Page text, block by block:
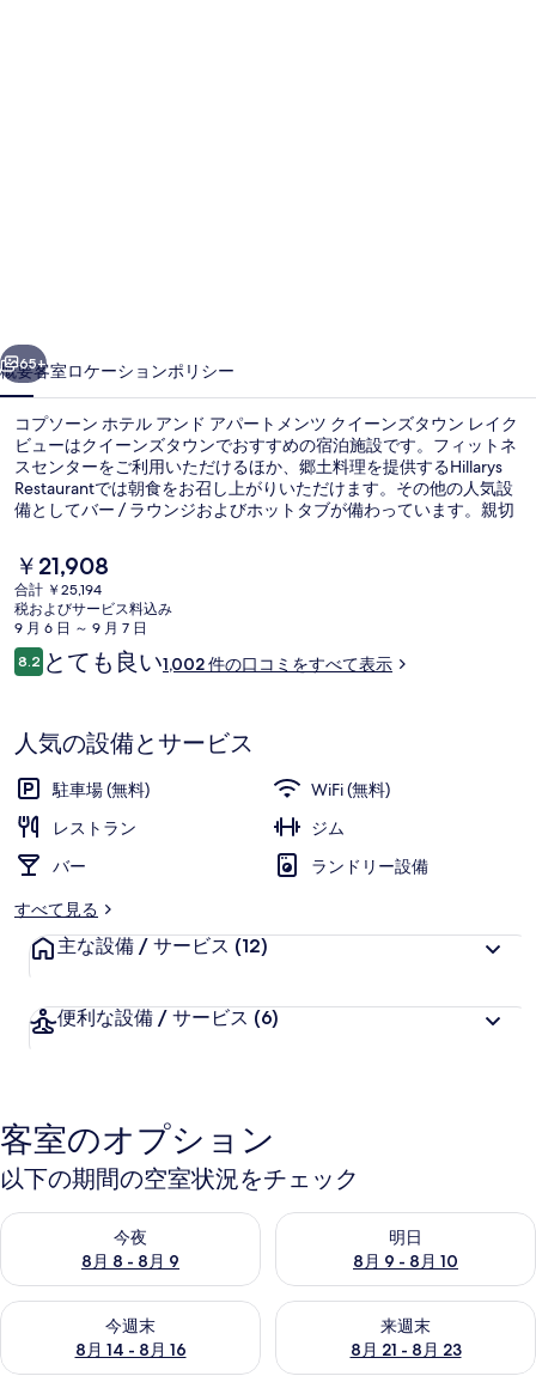
ル
ア
ン
ド
ア
パ
ー
ト
メ
ツ
ク
イ
ー
ン
イ
ク
ビ
ー
の
写
65+
概要客室ロケーションポリシー
コプソーン ホテル アンド アパートメンツ クイーンズタウン レイク
ビューはクイーンズタウンでおすすめの宿泊施設です。フィットネ
スセンターをご利用いただけるほか、郷土料理を提供するHillarys
Restaurantでは朝食をお召し上がりいただけます。その他の人気設
備としてバー / ラウンジおよびホットタブが備わっています。親切
現
在
の
料
金
は
す
￥21,908
合計 ￥25,194
税およびサービス料込み
9 月 6 日 ～ 9 月 7 日
口
コ
8.210段階中8.2
とても良い1,002 件の口コミをすべて表示
人気の設備とサービス
駐車場 (無料)
WiFi (無料)
レストラン
ジム
バー
ランドリー設備
すべて見る
主な設備 / サービス (12)
便利な設備 / サービス (6)
客室のオプション
以下の期間の空室状況をチェック
今夜
8月 8 - 8月 9
今夜 8月 8 - 8月 9 の空室状況をチェック
明日
8月 9 - 8月 10
明日 8月 9 - 8月 10 の空室状
今週末
8月 14 - 8月 16
今週末 8月 14 - 8月 16 の空室状況をチェック
来週末
8月 21 - 8月 23
来週末 8月 21 - 8月 23 の空室